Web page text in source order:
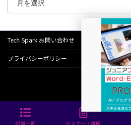
Tech Spark お問い合わせ
プライバシーポリシー
© Progress Inc.
記事一覧 セミナー・講座